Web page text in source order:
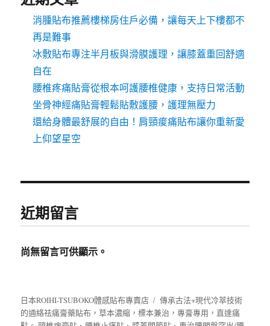
消腫貼布推薦樓梯房住戶必備，讓每天上下樓都不
再是難事
冰敷貼布專注半月板與滑膜護理，讓膝蓋重回舒適
自在
腰椎疼痛貼膏從根本呵護腰椎健康，支持日常活動
坐骨神經痛貼膏輕鬆貼敷護腰，護理無壓力
還給身體最舒展的自由！肩頸痠痛貼布讓你重新愛
上仰望星空
近期留言
尚無留言可供顯示。
日本ROIHI-TSUBOKO體感貼布專賣店
傳承古法+現代冷萃技術
的通絡祛痛膏藥貼布，草本濃縮，標本兼治，專膏專用，直達痛